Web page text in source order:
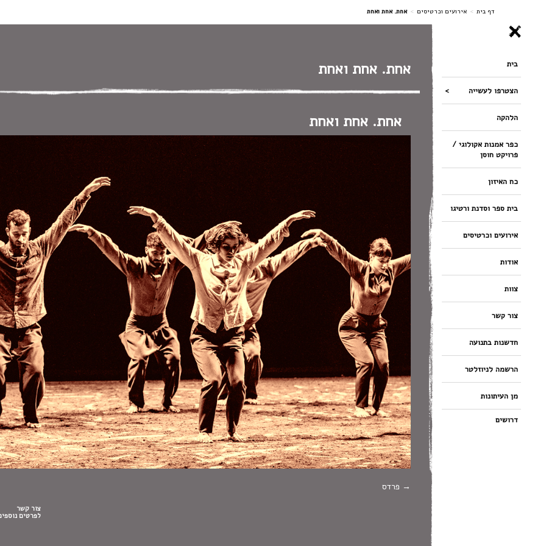
דף בית > אירועים וכרטיסים > אחת. אחת ואחת
בית
הצטרפו לעשייה
הלהקה
כפר אמנות אקולוגי /
פרויקט חוסן
כח האיזון
בית ספר וסדנת ורטיגו
אירועים וכרטיסים
אודות
צוות
צור קשר
חדשנות בתנועה
הרשמה לניוזלטר
מן העיתונות
דרושים
אחת. אחת ואחת
אחת. אחת ואחת
פרדס
צור קשר
לפרטים